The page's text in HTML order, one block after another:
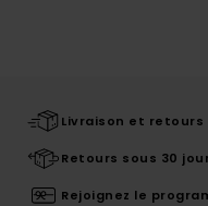
Livraison et
Retours sous 30
Rejoignez le